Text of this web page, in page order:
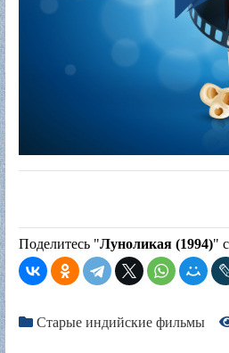
Поделитесь "Луноликая (1994)"
Старые индийские фильмы